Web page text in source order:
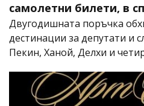
самолетни билети, в
Двугодишната поръчка
дестинации за депутати и
Пекин, Ханой, Делхи и